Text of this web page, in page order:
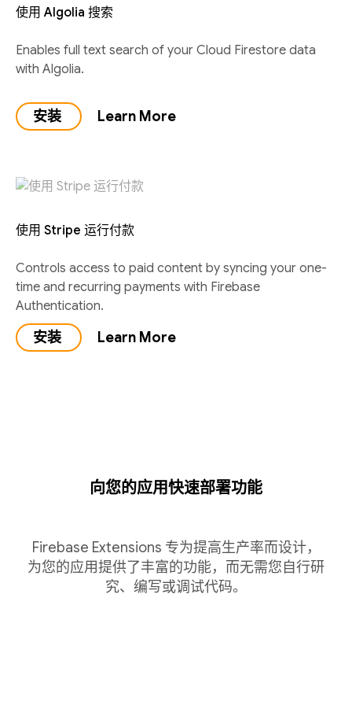
使用 Algolia 搜索
Enables full text search of your Cloud Firestore data
with Algolia.
安装 Learn More
使用 Stripe 运行付款
Controls access to paid content by syncing your one-
time and recurring payments with Firebase
Authentication.
安装 Learn More
向您的应用快速部署功能
Firebase Extensions 专为提高生产率而设计，
为您的应用提供了丰富的功能，而无需您自行研
究、编写或调试代码。